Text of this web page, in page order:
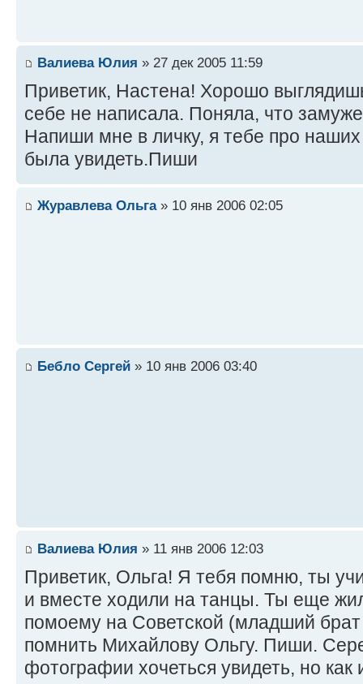
Валиева Юлия » 27 дек 2005 11:59
Приветик, Настена! Хорошо
себе не написала. Поняла, что
Напиши мне в личку, я тебе про
была увидеть.Пиши
Журавлева Ольга» 10 янв 2006 02:05
Бебло Сергей » 10 янв 2006 03:40
Валиева Юлия » 11 янв 2006 12:03
Приветик, Ольга! Я тебя помню, ты
и вместе ходили на танцы. Ты еще
помоему на Советской (младший
помнить Михайлову Ольгу. Пиши.
фотографии хочеться увидеть, но